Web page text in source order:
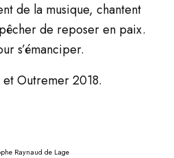
de la musique, chantent
de reposer en paix.
s’émanciper.
et Outremer 2018.
Raynaud de Lage